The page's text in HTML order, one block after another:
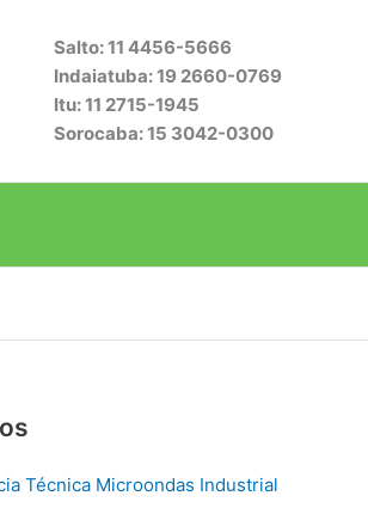
Salto: 11 4456-5666
Indaiatuba: 19 2660-0769
Itu: 11 2715-1945
Sorocaba: 15 3042-0300
Técnica Microondas Industrial